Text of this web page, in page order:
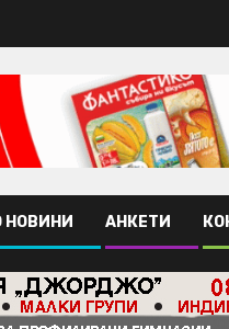
НОВИНИ АНКЕТИ